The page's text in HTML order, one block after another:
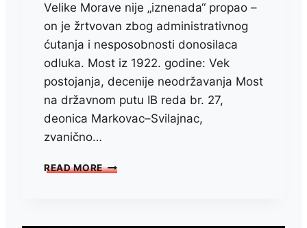
Velike Morave nije „iznenada“ propao –
on je žrtvovan zbog administrativnog
ćutanja i nesposobnosti donosilaca
odluka. Most iz 1922. godine: Vek
postojanja, decenije neodržavanja Most
na državnom putu IB reda br. 27,
deonica Markovac–Svilajnac,
zvanično…
READ MORE MOST